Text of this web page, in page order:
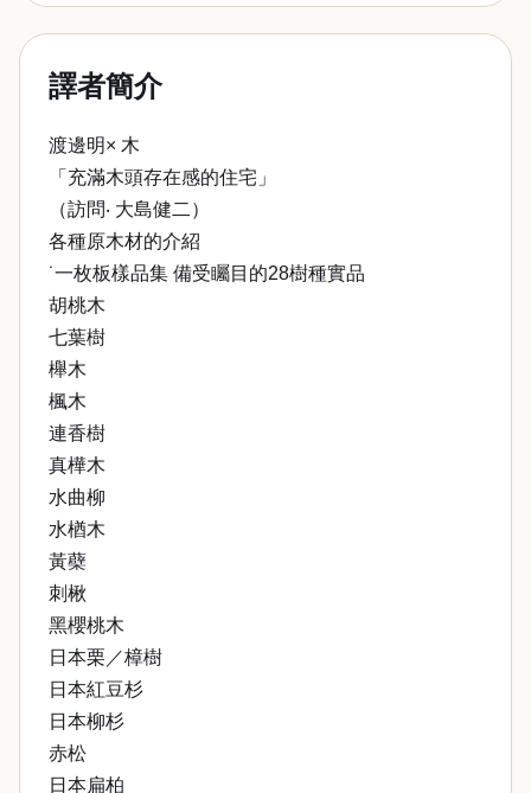
譯者簡介
渡邊明× 木
「充滿木頭存在感的住宅」
（訪問‧ 大島健二）
各種原木材的介紹
˙一枚板樣品集 備受矚目的28樹種實品
胡桃木
七葉樹
櫸木
楓木
連香樹
真樺木
水曲柳
水楢木
黃蘗
刺楸
黑櫻桃木
日本栗／樟樹
日本紅豆杉
日本柳杉
赤松
日本扁柏